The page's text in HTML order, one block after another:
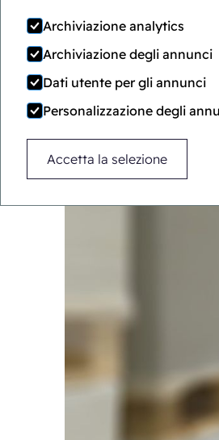
Archiviazione analytics
Archiviazione degli annunci
Dati utente per gli annunci
Personalizzazione degli
Accetta la selezione
Termini